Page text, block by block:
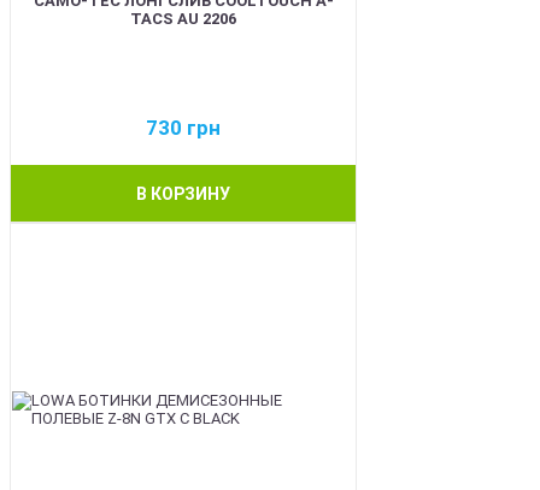
TACS AU 2206
730 грн
В КОРЗИНУ